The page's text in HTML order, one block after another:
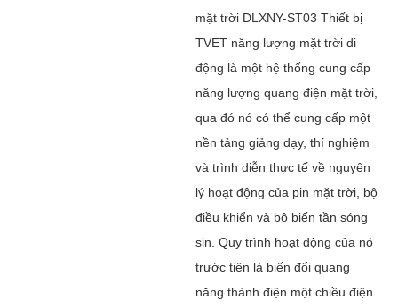
mặt trời DLXNY-ST03 Thiết bị
TVET năng lượng mặt trời di
động là một hệ thống cung cấp
năng lượng quang điện mặt trời,
qua đó nó có thể cung cấp một
nền tảng giảng dạy, thí nghiệm
và trình diễn thực tế về nguyên
lý hoạt động của pin mặt trời, bộ
điều khiển và bộ biến tần sóng
sin. Quy trình hoạt động của nó
trước tiên là biến đổi quang
năng thành điện một chiều điện